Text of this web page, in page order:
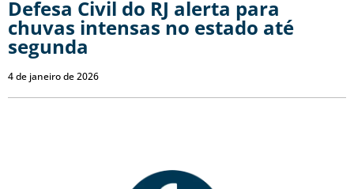
Defesa Civil do RJ alerta para
chuvas intensas no estado até
segunda
4 de janeiro de 2026